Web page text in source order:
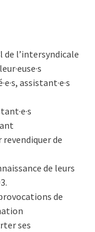
de l’intersyndicale
assistant·e·s
de
de leurs
de
ses